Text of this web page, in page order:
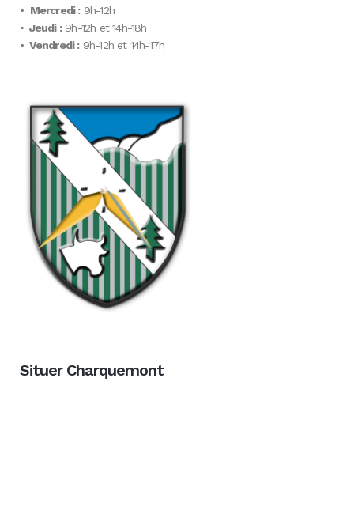
• Mercredi :9h-12h
• Jeudi :9h-12h et 14h-18h
• Vendredi :9h-12h et 14h-17h
Situer Charquemont